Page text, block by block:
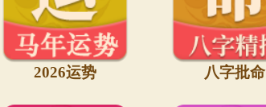
2026运势 八字批命